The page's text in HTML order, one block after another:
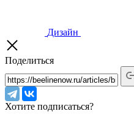
Дизайн
Поделиться
Хотите подписаться?